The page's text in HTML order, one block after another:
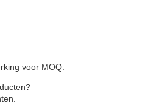
voor MOQ.